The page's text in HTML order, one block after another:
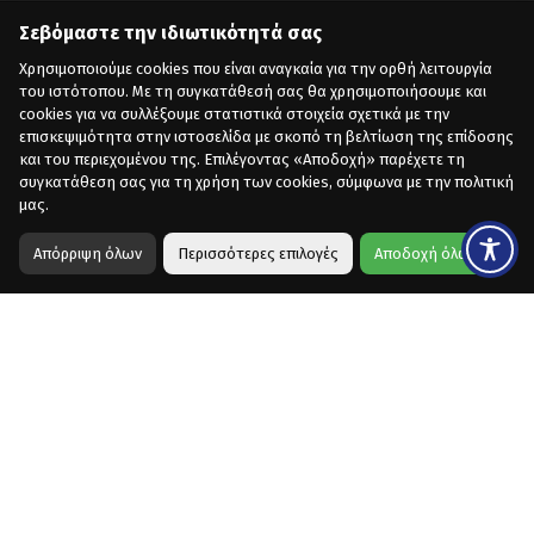
Σεβόμαστε την ιδιωτικότητά σας
Χρησιμοποιούμε cookies που είναι αναγκαία για την ορθή λειτουργία
του ιστότοπου. Με τη συγκατάθεσή σας θα χρησιμοποιήσουμε και
cookies για να συλλέξουμε στατιστικά στοιχεία σχετικά με την
επισκεψιμότητα στην ιστοσελίδα με σκοπό τη βελτίωση της επίδοσης
και του περιεχομένου της. Επιλέγοντας «Αποδοχή» παρέχετε τη
συγκατάθεση σας για τη χρήση των cookies, σύμφωνα με την πολιτική
μας.
Απόρριψη όλων Περισσότερες επιλογές Αποδοχή όλων